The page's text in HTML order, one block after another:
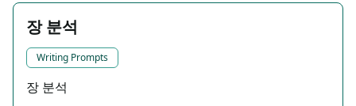
장 분석
Writing Prompts
장 분석